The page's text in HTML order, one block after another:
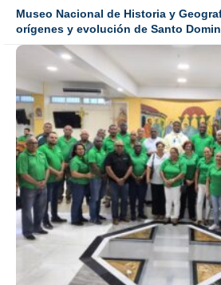
Museo Nacional de Historia y
orígenes y evolución de Santo